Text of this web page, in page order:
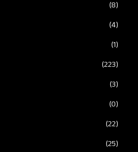
(8)
(4)
(1)
(223)
(3)
(0)
(22)
(25)